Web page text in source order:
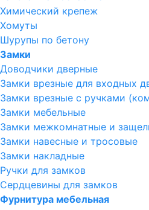
Химический крепеж
Хомуты
Шурупы по бетону
Замки
Доводчики дверные
Замки врезные для входных
Замки врезные с ручками
Замки мебельные
Замки межкомнатные и
Замки навесные и тросовые
Замки накладные
Ручки для замков
Сердцевины для замков
Фурнитура мебельная